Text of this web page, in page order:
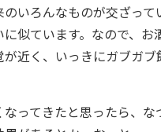
のいろんなものが交ざって
似ています。なので、お
が近く、いっきにガブガ
ってきたと思ったら、な